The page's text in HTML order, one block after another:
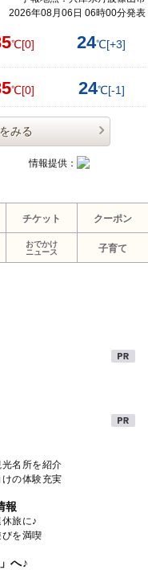
2026年08月06日 06時00分発表
℃[0] 24℃[+3]
℃[0] 24℃[-1]
みる
情報提供：
チケット クーポン
おでかけ
ニュース
子育て
名所を紹介
の体験充実
報
旅に♪
を満喫
へ♪